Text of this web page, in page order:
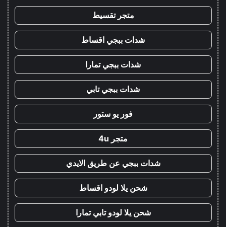
متجر تقسيط
شدات ببجي اقساط
شدات ببجي تمارا
شدات ببجي تابي
فور يو ستور
متجر 4u
شدات ببجي عن طريق الايدي
شحن يلا لودو اقساط
شحن يلا لودو تابي تمارا